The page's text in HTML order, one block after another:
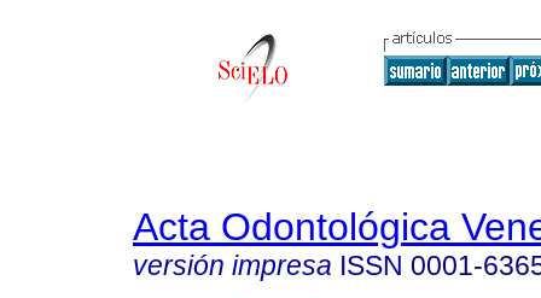
Acta Odontológica
versión impresa ISSN 0001-